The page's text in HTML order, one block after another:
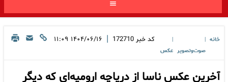
خانه
صوت‌وتصویر عکس
کد خبر 172710
| ۱۴۰۴/۰۶/۱۶ ۱۱:۰۹
آخرین عکس ناسا از دریاچه ارومیه‌ای که دیگر